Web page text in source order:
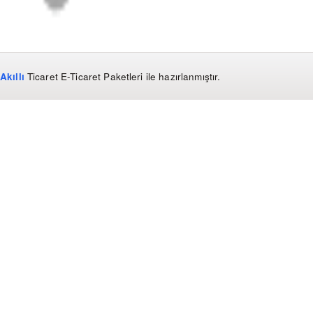
Akıllı Ticaret E-Ticaret Paketleri ile hazırlanmıştır.